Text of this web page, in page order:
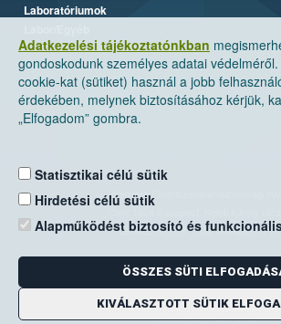
Adatkezelési tájékoztatónkban
gondoskodunk személyes adatai
cookie-kat (sütiket) használ a jobb
érdekében, melynek biztosításához kérjük,
„Elfogadom” gombra.
Statisztikai célú sütik
Hirdetési célú sütik
Alapműködést biztosító és
ÖSSZES SÜTI
KIVÁLASZTOTT SÜTIK
Laboratóriumok
Nemzeti Élelmiszerlánc-biztonsági
Levelezési cím: 1525 Budapest. Pf.
E-mail:
Zöld szám: 06-80/263-244
Telefon: 06-1/ 336-9000